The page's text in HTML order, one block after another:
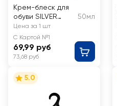
Крем-блеск для
обуви SILVER
Express, черный
50мл
Цена за 1 шт
С Картой №1
69,99 руб
73,68 руб
5.0